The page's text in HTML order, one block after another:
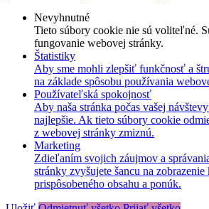
Nevyhnutné
Tieto súbory cookie nie sú voliteľné.
fungovanie webovej stránky.
Štatistiky
Aby sme mohli zlepšiť funkčnosť a
na základe spôsobu používania
Používateľská spokojnosť
Aby naša stránka počas vašej
najlepšie. Ak tieto súbory cookie
z webovej stránky zmiznú.
Marketing
Zdieľaním svojich záujmov a
stránky zvyšujete šancu na
prispôsobeného obsahu a ponúk.